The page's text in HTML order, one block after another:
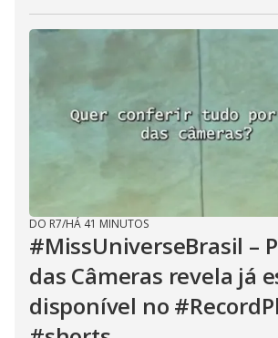
DO R7/HÁ 41 MINUTOS
#MissUniverseBrasil –
das Câmeras revela já
disponível no